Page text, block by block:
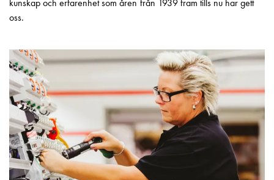
Ordlista
elbilsladdning
på
AC-
och
DC
laddning
Varför
ska
du
ladda
kunskap och erfarenhet som åren från 1939 fram tills nu har gett
oss.